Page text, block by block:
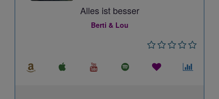
Alles ist besser
Berti & Lou